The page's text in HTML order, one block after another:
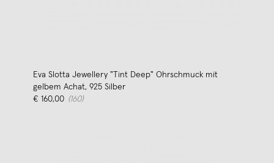
Eva Slotta Jewellery "Tint Deep" Ohrschmuck mit
gelbem Achat, 925 Silber
€ 160,00 (160)